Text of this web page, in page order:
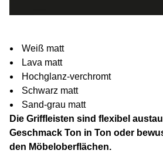
Weiß matt
Lava matt
Hochglanz-verchromt
Schwarz matt
Sand-grau matt
Die Griffleisten sind flexibel
Geschmack Ton in Ton oder
den Möbeloberflächen.